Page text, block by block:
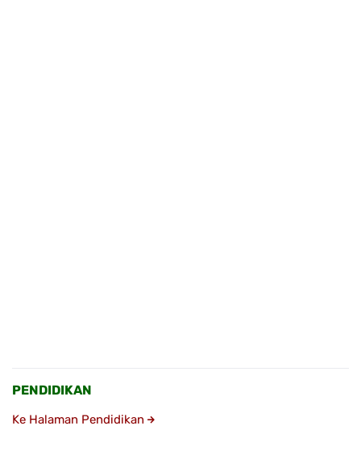
PENDIDIKAN
Ke Halaman Pendidikan